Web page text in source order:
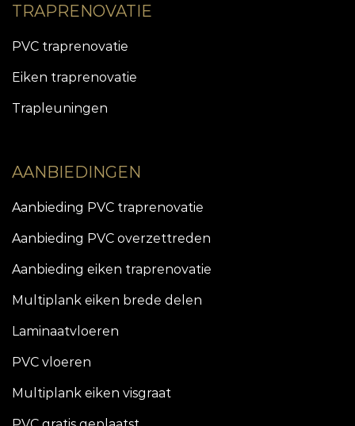
TRAPRENOVATIE
PVC traprenovatie
Eiken traprenovatie
Trapleuningen
AANBIEDINGEN
Aanbieding PVC traprenovatie
Aanbieding PVC overzettreden
Aanbieding eiken traprenovatie
Multiplank eiken brede delen
Laminaatvloeren
PVC vloeren
Multiplank eiken visgraat